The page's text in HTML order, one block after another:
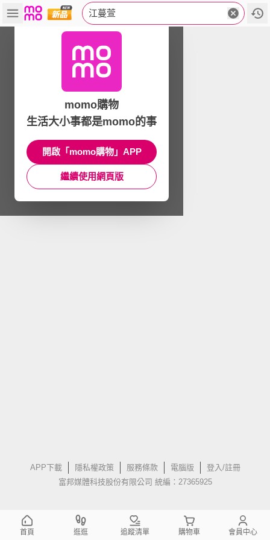
江蔓萱
APP下載 隱私權政策 服務條款 電腦版
登入/註冊
富邦媒體科技股份有限公司 統編：27365925
momo購物
生活大小事都是momo的事
開啟「momo購物」APP
繼續使用網頁版
首頁 逛逛 追蹤清單 購物車 會員中心